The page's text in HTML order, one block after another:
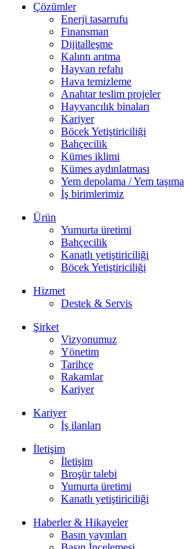
Çözümler
Enerji tasarrufu
Finansman
Dijitalleşme
Kalıntı arıtma
Hayvan refahı
Hava temizleme
Anahtar teslim projeler
Hayvancılık binaları
Kariyer
Böcek Yetiştiriciliği
Bahçecilik
Kümes iklimi
Kümes aydınlatması
Yem depolama / Yem taşıma
İş birimlerimiz
Ürün
Yumurta üretimi
Bahçecilik
Kanatlı yetiştiriciliği
Böcek Yetiştiriciliği
Hizmet
Destek & Servis
Şirket
Vizyonumuz
Yönetim
Tarihçe
Rakamlar
Kariyer
Kariyer
İş ilanları
İletişim
İletişim
Broşür talebi
Yumurta üretimi
Kanatlı yetiştiriciliği
Haberler & Hikayeler
Basın yayınları